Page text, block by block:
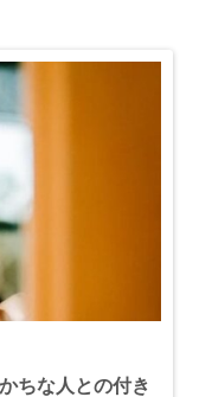
ちな人との付き